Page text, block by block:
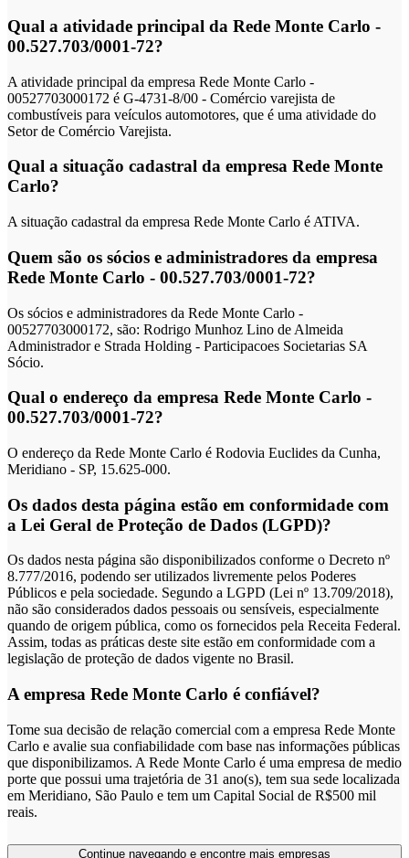
Qual a atividade principal da Rede Monte Carlo -
00.527.703/0001-72?
A atividade principal da empresa Rede Monte Carlo -
00527703000172 é G-4731-8/00 - Comércio varejista de
combustíveis para veículos automotores, que é uma atividade do
Setor de Comércio Varejista.
Qual a situação cadastral da empresa Rede Monte
Carlo?
A situação cadastral da empresa Rede Monte Carlo é ATIVA.
Quem são os sócios e administradores da empresa
Rede Monte Carlo - 00.527.703/0001-72?
Os sócios e administradores da Rede Monte Carlo -
00527703000172, são: Rodrigo Munhoz Lino de Almeida
Administrador e Strada Holding - Participacoes Societarias SA
Sócio.
Qual o endereço da empresa Rede Monte Carlo -
00.527.703/0001-72?
O endereço da Rede Monte Carlo é Rodovia Euclides da Cunha,
Meridiano - SP, 15.625-000.
Os dados desta página estão em conformidade com
a Lei Geral de Proteção de Dados (LGPD)?
Os dados nesta página são disponibilizados conforme o Decreto nº
8.777/2016, podendo ser utilizados livremente pelos Poderes
Públicos e pela sociedade. Segundo a LGPD (Lei nº 13.709/2018),
não são considerados dados pessoais ou sensíveis, especialmente
quando de origem pública, como os fornecidos pela Receita Federal.
Assim, todas as práticas deste site estão em conformidade com a
legislação de proteção de dados vigente no Brasil.
A empresa Rede Monte Carlo é confiável?
Tome sua decisão de relação comercial com a empresa Rede Monte
Carlo e avalie sua confiabilidade com base nas informações públicas
que disponibilizamos. A Rede Monte Carlo é uma empresa de medio
porte que possui uma trajetória de 31 ano(s), tem sua sede localizada
em Meridiano, São Paulo e tem um Capital Social de R$500 mil
reais.